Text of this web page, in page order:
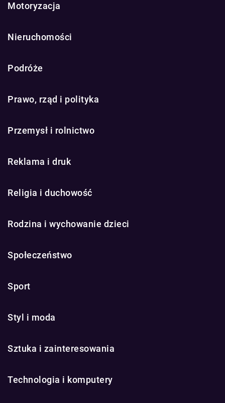
Motoryzacja
Nieruchomości
Podróże
Prawo, rząd i polityka
Przemysł i rolnictwo
Reklama i druk
Religia i duchowość
Rodzina i wychowanie dzieci
Społeczeństwo
Sport
Styl i moda
Sztuka i zainteresowania
Technologia i komputery